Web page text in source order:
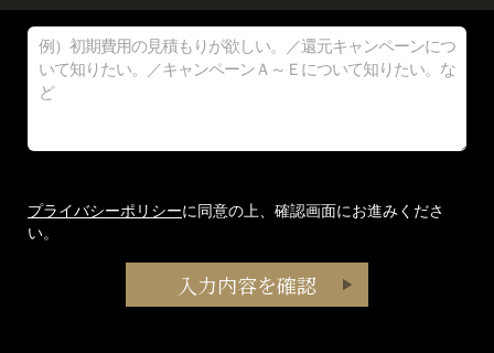
プライバシーポリシーに同意の上、確認画面にお進みくださ
い。